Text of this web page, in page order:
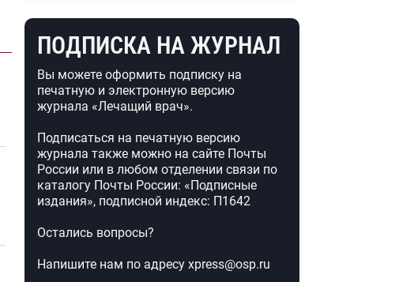
ПОДПИСКА НА ЖУРНАЛ
Вы можете оформить подписку на
печатную и электронную версию
журнала «Лечащий врач».
Подписаться на печатную версию
журнала также можно на сайте Почты
России или в любом отделении связи по
каталогу Почты России: «Подписные
издания», подписной индекс: П1642
Остались вопросы?
Напишите нам по адресу xpress@osp.ru